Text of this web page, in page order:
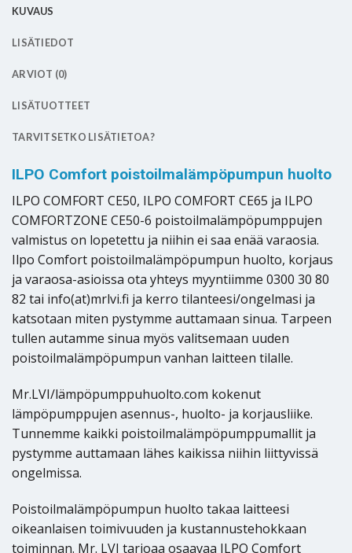
KUVAUS
LISÄTIEDOT
ARVIOT (0)
LISÄTUOTTEET
TARVITSETKO LISÄTIETOA?
ILPO Comfort poistoilmalämpöpumpun huolto
ILPO COMFORT CE50, ILPO COMFORT CE65 ja ILPO
COMFORTZONE CE50-6 poistoilmalämpöpumppujen
valmistus on lopetettu ja niihin ei saa enää varaosia.
Ilpo Comfort poistoilmalämpöpumpun huolto, korjaus
ja varaosa-asioissa ota yhteys myyntiimme 0300 30 80
82 tai info(at)mrlvi.fi ja kerro tilanteesi/ongelmasi ja
katsotaan miten pystymme auttamaan sinua. Tarpeen
tullen autamme sinua myös valitsemaan uuden
poistoilmalämpöpumpun vanhan laitteen tilalle.
Mr.LVI/lämpöpumppuhuolto.com kokenut
lämpöpumppujen asennus-, huolto- ja korjausliike.
Tunnemme kaikki poistoilmalämpöpumppumallit ja
pystymme auttamaan lähes kaikissa niihin liittyvissä
ongelmissa.
Poistoilmalämpöpumpun huolto takaa laitteesi
oikeanlaisen toimivuuden ja kustannustehokkaan
toiminnan. Mr. LVI tarjoaa osaavaa ILPO Comfort